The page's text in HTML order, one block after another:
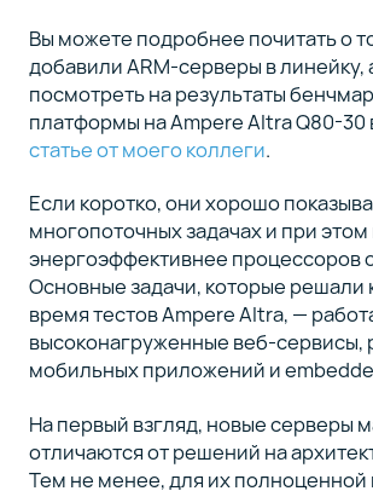
минут
Почему
ARM?
платформы в
серверном
применении
список
курса
(5)
Вы можете подробнее почитать о
добавили ARM-серверы в линейку,
посмотреть на результаты
платформы на Ampere Altra Q80-30
статье от моего коллеги.
Если коротко, они хорошо
многопоточных задачах и при
энергоэффективнее процессоров
Основные задачи, которые решали
время тестов Ampere Altra, —
высоконагруженные веб-сервисы,
мобильных приложений и
На первый взгляд, новые серверы
отличаются от решений на
Тем не менее, для их